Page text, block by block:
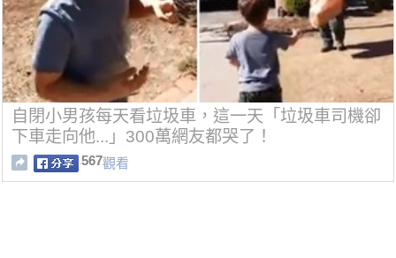
自閉小男孩每天看垃圾車，這一天「垃圾車司機卻
下車走向他...」300萬網友都哭了！
567觀看